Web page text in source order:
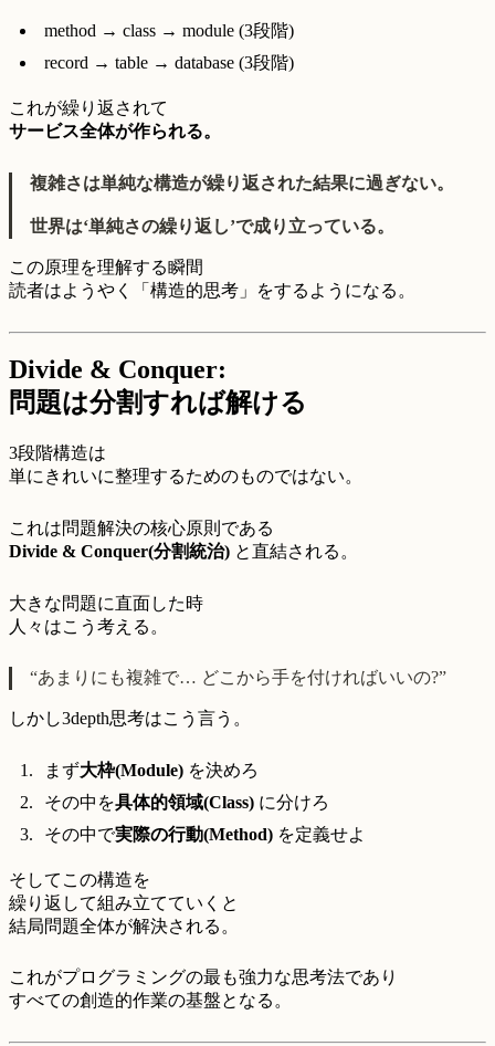
method → class → module (3段階)
record → table → database (3段階)
これが繰り返されて
サービス全体が作られる。
複雑さは単純な構造が繰り返された結果に過ぎない。
世界は‘単純さの繰り返し’で成り立っている。
この原理を理解する瞬間
読者はようやく「構造的思考」をするようになる。
Divide & Conquer:
問題は分割すれば解ける
3段階構造は
単にきれいに整理するためのものではない。
これは問題解決の核心原則である
Divide & Conquer(分割統治) と直結される。
大きな問題に直面した時
人々はこう考える。
“あまりにも複雑で… どこから手を付ければいいの?”
しかし3depth思考はこう言う。
まず大枠(Module) を決めろ
その中を具体的領域(Class) に分けろ
その中で実際の行動(Method) を定義せよ
そしてこの構造を
繰り返して組み立てていくと
結局問題全体が解決される。
これがプログラミングの最も強力な思考法であり
すべての創造的作業の基盤となる。